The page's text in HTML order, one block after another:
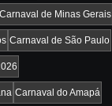
Carnaval de Minas Gerais
Carnaval de São Paulo
Carnaval do Amapá